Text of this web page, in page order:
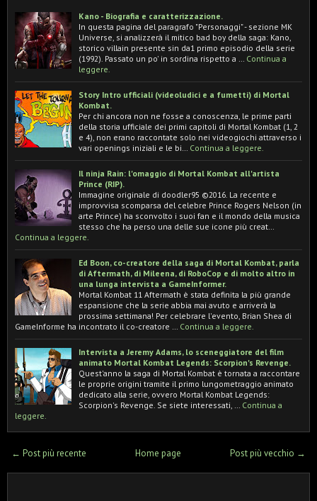
Kano - Biografia e caratterizzazione.
In questa pagina del paragrafo "Personaggi" - sezione MK
Universe, si analizzerà il mitico bad boy della saga: Kano,
storico villain presente sin da1 primo episodio della serie
(1992). Passato un po' in sordina rispetto a … Continua a
leggere.
Story Intro ufficiali (videoludici e a fumetti) di Mortal
Kombat.
Per chi ancora non ne fosse a conoscenza, le prime parti
della storia ufficiale dei primi capitoli di Mortal Kombat (1, 2
e 4), non erano raccontate solo nei videogiochi attraverso i
vari openings iniziali e le bi… Continua a leggere.
Il ninja Rain: l'omaggio di Mortal Kombat all'artista
Prince (RIP).
Immagine originale di doodler95 ©2016. La recente e
improvvisa scomparsa del celebre Prince Rogers Nelson (in
arte Prince) ha sconvolto i suoi fan e il mondo della musica
stesso che ha perso una delle sue icone più creat…
Continua a leggere.
Ed Boon, co-creatore della saga di Mortal Kombat, parla
di Aftermath, di Mileena, di RoboCop e di molto altro in
una lunga intervista a GameInformer.
Mortal Kombat 11 Aftermath è stata definita la più grande
espansione che la serie abbia mai avuto e arriverà la
prossima settimana! Per celebrare l'evento, Brian Shea di
GameInforme ha incontrato il co-creatore … Continua a leggere.
Intervista a Jeremy Adams, lo sceneggiatore del film
animato Mortal Kombat Legends: Scorpion's Revenge.
Quest'anno la saga di Mortal Kombat è tornata a raccontare
le proprie origini tramite il primo lungometraggio animato
dedicato alla serie, ovvero Mortal Kombat Legends:
Scorpion's Revenge. Se siete interessati, … Continua a
leggere.
← Post più recente Post più vecchio →
Home page